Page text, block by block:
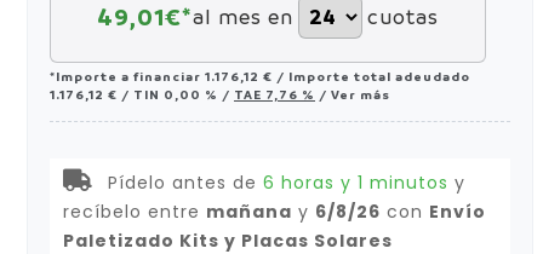
49,01€*al mes en cuotas
*Importe a financiar 1.176,12 € / Importe total adeudado
1.176,12 € / TIN 0,00 % / TAE 7,76 % / Ver más
Pídelo antes de 6 horas y 1 minutos y
recíbelo entre mañana y 6/8/26 con Envío
Paletizado Kits y Placas Solares